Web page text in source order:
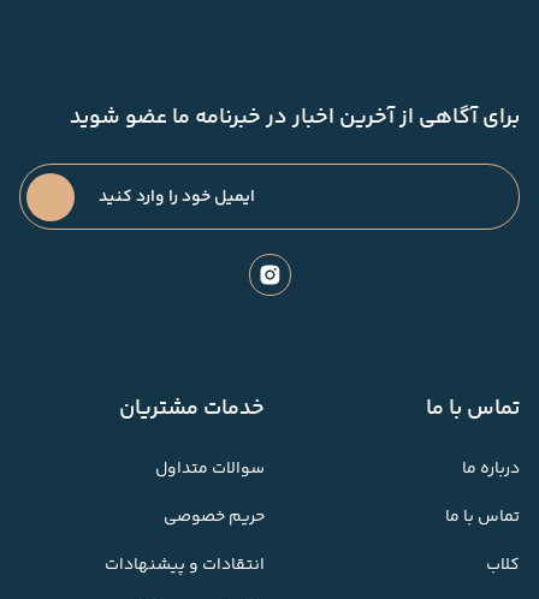
برای آگاهی از آخرین اخبار در خبرنامه ما عضو شوید
تماس با ما
درباره ما
تماس با ما
کلاب
خدمات مشتریان
سوالات متداول
حریم خصوصی
انتقادات و پیشنهادات